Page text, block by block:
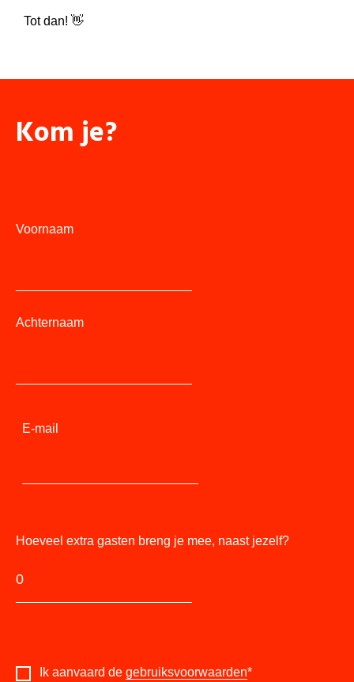
Tot dan! 👋
Kom je?
Voornaam
Achternaam
E-mail
Hoeveel extra gasten breng je mee, naast jezelf?
Ik aanvaard de gebruiksvoorwaarden*